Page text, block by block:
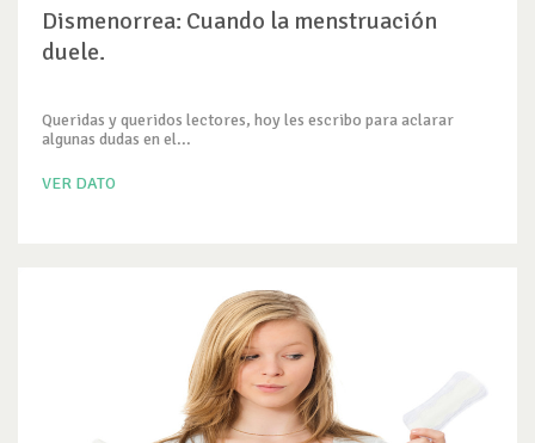
Dismenorrea: Cuando la menstruación
duele.
Queridas y queridos lectores, hoy les escribo para aclarar
algunas dudas en el...
VER DATO